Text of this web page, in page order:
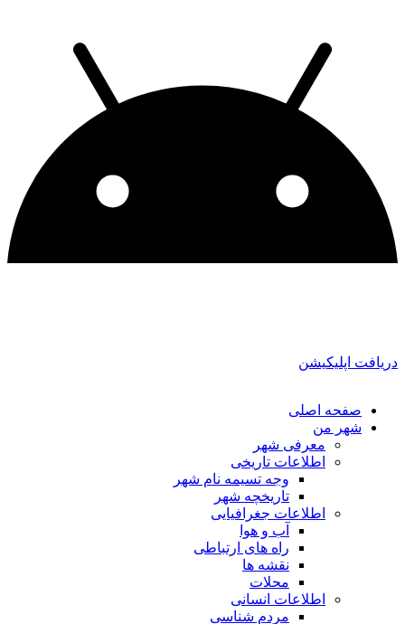
دریافت اپلیکیشن
صفحه اصلی
شهر من
معرفی شهر
اطلاعات تاریخی
وجه تسیمه نام شهر
تاریخچه شهر
اطلاعات جغرافیایی
آب و هوا
راه های ارتباطی
نقشه ها
محلات
اطلاعات انسانی
مردم شناسی